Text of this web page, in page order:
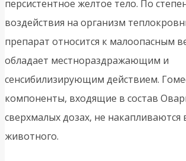
персистентное желтое тело. По
воздействия на организм
препарат относится к малоопасным
обладает местнораздражающим и
сенсибилизирующим действием.
компоненты, входящие в состав
сверхмалых дозах, не накапливаются
животного.